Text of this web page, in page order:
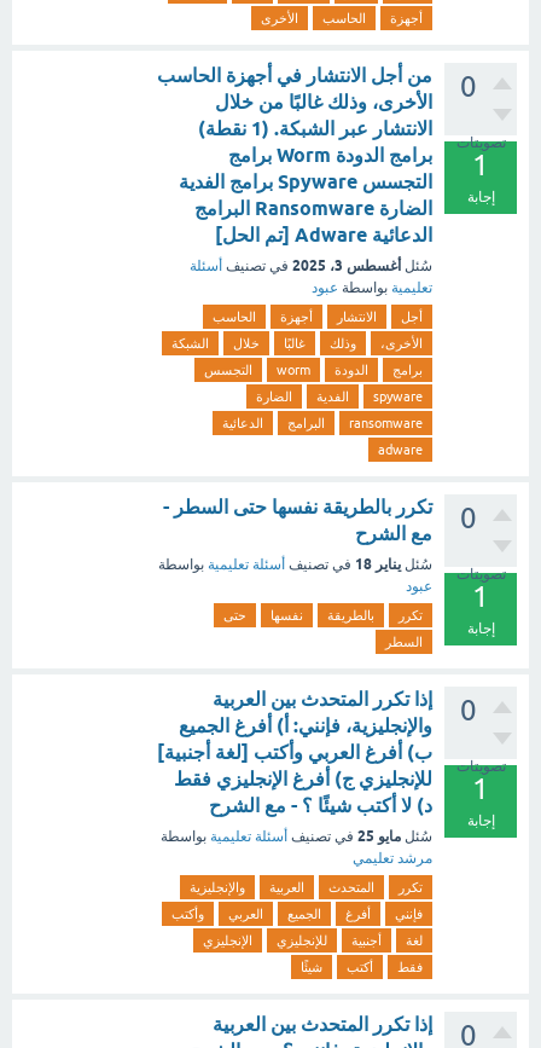
أجهزة
الحاسب الأخرى
0
تصويتات
1
إجابة
من أجل الانتشار في أجهزة الحاسب
الأخرى، وذلك غالبًا من خلال
الانتشار عبر الشبكة. (1 نقطة)
برامج الدودة Worm برامج
التجسس Spyware برامج الفدية
الضارة Ransomware البرامج
الدعائية Adware [تم الحل]
سُئل أغسطس 3، 2025 في تصنيف أسئلة
تعليمية بواسطة عبود
أجل الانتشار أجهزة
الحاسب
الأخرى،
وذلك غالبًا خلال
الشبكة
برامج
الدودة worm
التجسس
spyware
الفدية
الضارة
ransomware
البرامج
الدعائية
adware
0
تصويتات
1
إجابة
تكرر بالطريقة نفسها حتى السطر -
مع الشرح
سُئل يناير 18 في تصنيف أسئلة تعليمية بواسطة
عبود
تكرر بالطريقة نفسها
حتى
السطر
0
تصويتات
1
إجابة
إذا تكرر المتحدث بين العربية
والإنجليزية، فإنني: أ) أفرغ الجميع
ب) أفرغ العربي وأكتب [لغة أجنبية]
للإنجليزي ج) أفرغ الإنجليزي فقط
د) لا أكتب شيئًا ؟ - مع الشرح
سُئل مايو 25 في تصنيف أسئلة تعليمية بواسطة
مرشد تعليمي
تكرر المتحدث العربية
والإنجليزية
فإنني
أفرغ الجميع العربي
وأكتب
لغة
أجنبية للإنجليزي
الإنجليزي
فقط
أكتب شيئًا
0
إذا تكرر المتحدث بين العربية